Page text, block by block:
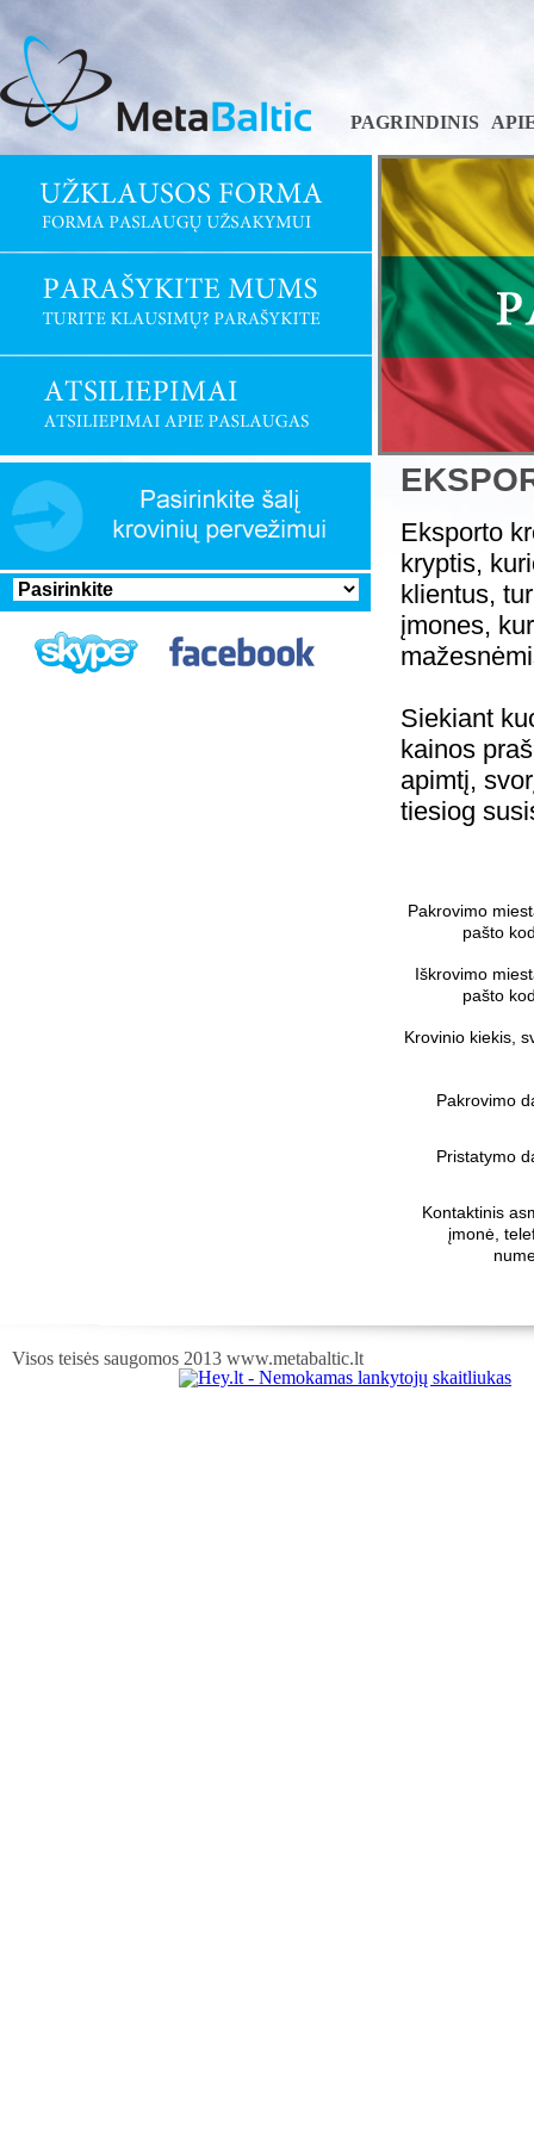
PAGRINDINIS
Eksporto
kryptis,
klientus,
įmones,
Siekiant
kainos
apimtį,
tiesiog
Pakrovimo
pašto
Iškrovimo
pašto
Krovinio kiekis,
Pakrovimo
Pristatymo
Kontaktinis
įmonė,
Visos teisės saugomos 2013 www.metabaltic.lt